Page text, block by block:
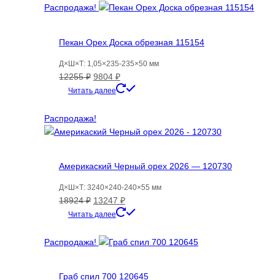
18887 ₽.
Распродажа!
Пекан Орех Доска обрезная 115154
Д×Ш×Т: 1,05×235-235×50 мм
12255₽ Первоначальная
цена
12255 ₽.
9804 ₽Текущая
цена:
Читать далее
Распродажа!
Америкаский Черный орех 2026 — 120730
Д×Ш×Т: 3240×240-240×55 мм
18924₽ Первоначальная
цена
18924 ₽.
13247 ₽Текущая
цена:
Читать далее
Распродажа!
Граб спил 700 120645